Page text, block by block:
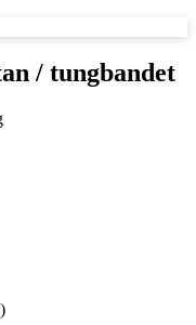
/ tungbandet